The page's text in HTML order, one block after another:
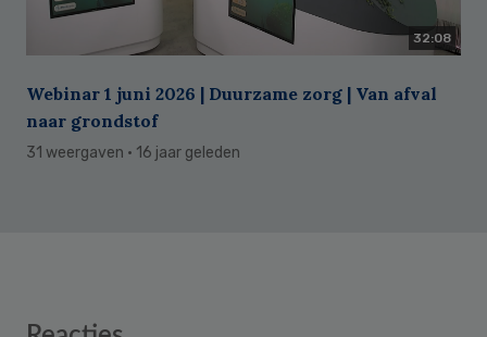
32:08
Webinar 1 juni 2026 | Duurzame zorg | Van afval
naar grondstof
31 weergaven · 16 jaar geleden